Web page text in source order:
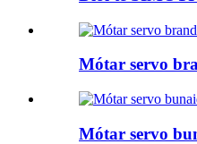
Mótar servo
Mótar servo